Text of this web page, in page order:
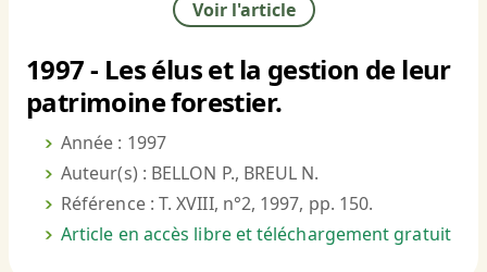
Voir l'article
1997 - Les élus et la gestion de leur
patrimoine forestier.
Année : 1997
Auteur(s) : BELLON P., BREUL N.
Référence : T. XVIII, n°2, 1997, pp. 150.
Article en accès libre et téléchargement gratuit